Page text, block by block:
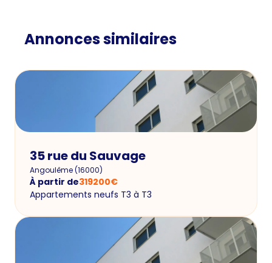
Annonces similaires
35 rue du Sauvage
Angoulême(16000)
À partir de319200€
Appartements neufs T3 à T3